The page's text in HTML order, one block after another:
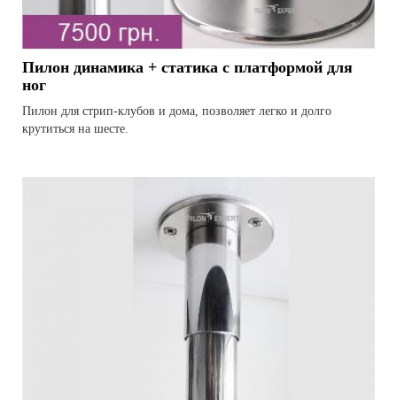
Пилон динамика + статика c платформой для
ног
Пилон для стрип-клубов и дома, позволяет легко и долго
крутиться на шесте.